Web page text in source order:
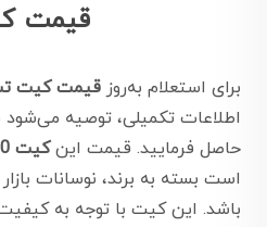
قیمت
برای استعلام به‌روز قیمت کیت
اطلاعات تکمیلی، توصیه
حاصل فرمایید. قیمت اینکیت 100 تستی فریتین
است بسته به برند، نوسانات
باشد. این کیت با توجه به